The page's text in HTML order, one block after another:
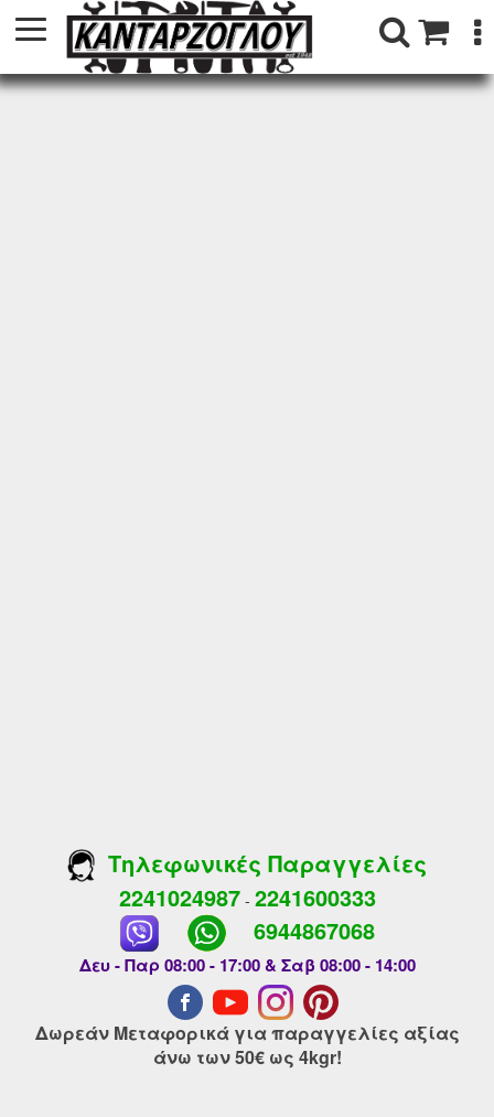
Τηλεφωνικές Παραγγελίες
2241024987- 2241600333
6944867068
Δευ - Παρ 08:00 - 17:00 & Σαβ 08:00 - 14:00
Δωρεάν Μεταφορικά για παραγγελίες αξίας
άνω των 50€ ως 4kgr!